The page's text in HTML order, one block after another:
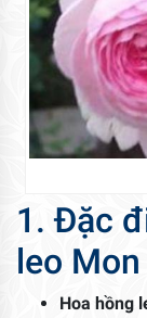
1. Đặc
leo
Hoa hồng